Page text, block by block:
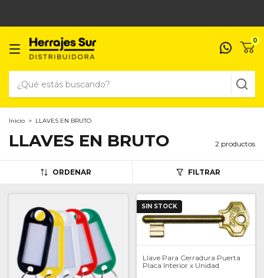
0
Inicio > LLAVES EN BRUTO
LLAVES EN BRUTO 2 productos
ORDENAR FILTRAR
SIN STOCK
Llave Para Cerradura Puerta
Placa Interior x Unidad